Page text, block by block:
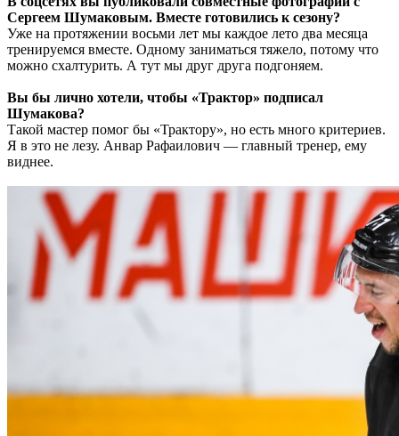
Сергеем Шумаковым. Вместе готовились к сезону?
Уже на протяжении восьми лет мы каждое лето два месяца
тренируемся вместе. Одному заниматься тяжело, потому что
можно схалтурить. А тут мы друг друга подгоняем.
Вы бы лично хотели, чтобы «Трактор» подписал
Шумакова?
Такой мастер помог бы «Трактору», но есть много критериев.
Я в это не лезу. Анвар Рафаилович — главный тренер, ему
виднее.